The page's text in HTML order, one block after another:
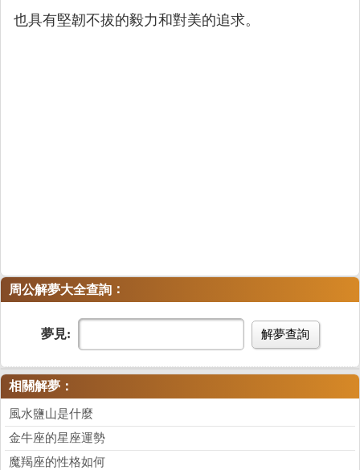
也具有堅韌不拔的毅力和對美的追求。
周公解夢大全查詢 ：
夢見: 解夢查詢
相關解夢：
風水鹽山是什麼
金牛座的星座運勢
魔羯座的性格如何